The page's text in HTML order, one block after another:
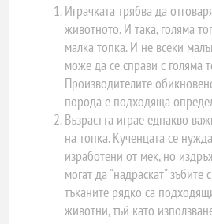
Играчката трябва да
животното. И така, голяма
малка топка. И не всеки
може да се справи с голяма
Производителите
порода е подходяща
Възрастта играе еднакво
на топка. Кученцата се
изработени от мек, но
могат да "надраскат" зъбите
тъканите рядко са
животни, тъй като